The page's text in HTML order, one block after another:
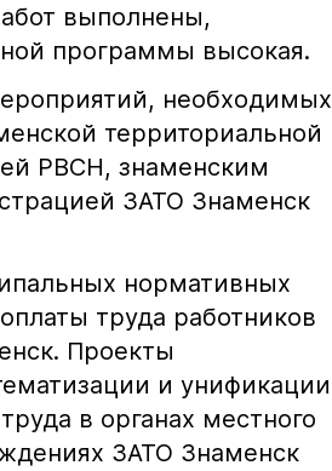
выполнены,
программы высокая.
необходимых
территориальной
РВСН, знаменским
ЗАТО Знаменск
нормативных
труда работников
Проекты
и унификации
в органах местного
ЗАТО Знаменск